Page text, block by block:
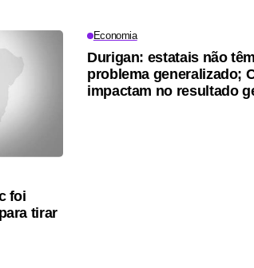
foi
tirar
Economia
Durigan: estatais não
problema generalizado;
impactam no resultado